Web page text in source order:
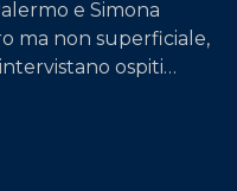
e Simona
ma non superficiale,
ospiti